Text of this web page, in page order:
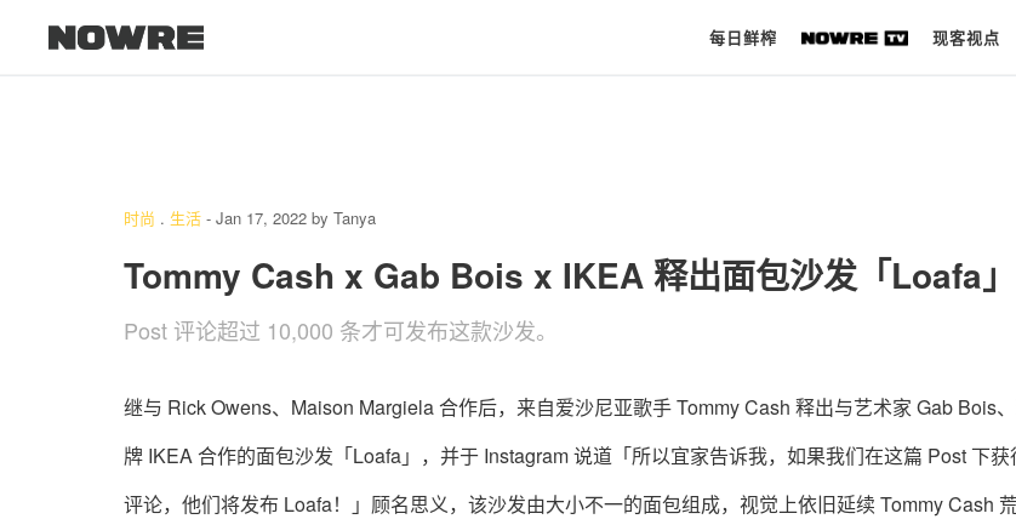
每日鲜榨 现客视点
每日栏目
科 技
时尚 . 生活 - Jan 17, 2022 by Tanya
Tommy Cash x Gab Bois x IKEA 释出面包沙发「Loafa」
Post 评论超过 10,000 条才可发布这款沙发。
继与 Rick Owens、Maison Margiela 合作后，来自爱沙尼亚歌手 Tommy Cash 释出与艺术家 Gab Bois
牌 IKEA 合作的面包沙发「Loafa」，并于 Instagram 说道「所以宜家告诉我，如果我们在这篇 Post 下获
评论，他们将发布 Loafa！」顾名思义，该沙发由大小不一的面包组成，视觉上依旧延续 Tommy Cash